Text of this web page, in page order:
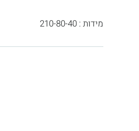
מידות : 210-80-40